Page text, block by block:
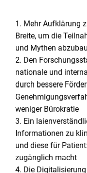
1. Mehr Aufklärung
Breite, um die
und Mythen
2. Den
nationale und
durch bessere
weniger Bürokratie
3. Ein
Informationen zu
und diese für
zugänglich macht
4. Die